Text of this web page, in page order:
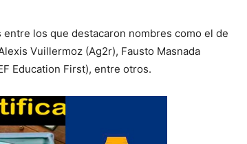
los que destacaron nombres como el de
Vuillermoz (Ag2r), Fausto Masnada
Education First), entre otros.